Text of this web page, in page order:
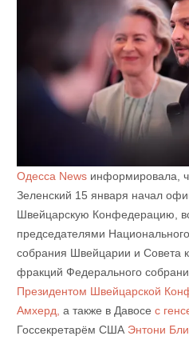
Одесса Newsинформировала,
Зеленский 15 января начал
Швейцарскую Конфедерацию,
председателями
собрания Швейцарии и Совета
фракций Федерального
Президентом Швейцарской
Амхерд, а также в Давосе с
Госсекретарём США Энтони